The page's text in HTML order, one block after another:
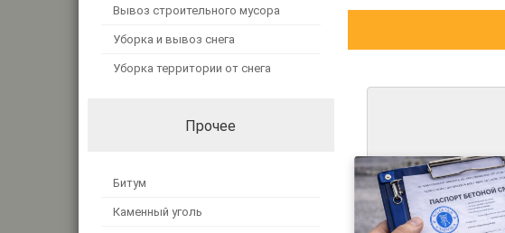
Вывоз строительного мусора
Уборка и вывоз снега
Уборка территории от снега
Прочее
Битум
Каменный уголь